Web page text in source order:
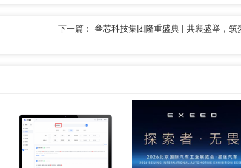
下一篇： 叁芯科技集团隆重盛典 | 共襄盛举，筑